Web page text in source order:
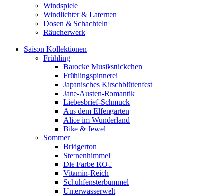
Windspiele
Windlichter & Laternen
Dosen & Schachteln
Räucherwerk
Saison Kollektionen
Frühling
Barocke Musikstückchen
Frühlingspinnerei
Japanisches Kirschblütenfest
Jane-Austen-Romantik
Liebesbrief-Schmuck
Aus dem Elfengarten
Alice im Wunderland
Bike & Jewel
Sommer
Bridgerton
Sternenhimmel
Die Farbe ROT
Vitamin-Reich
Schuhfensterbummel
Unterwasserwelt